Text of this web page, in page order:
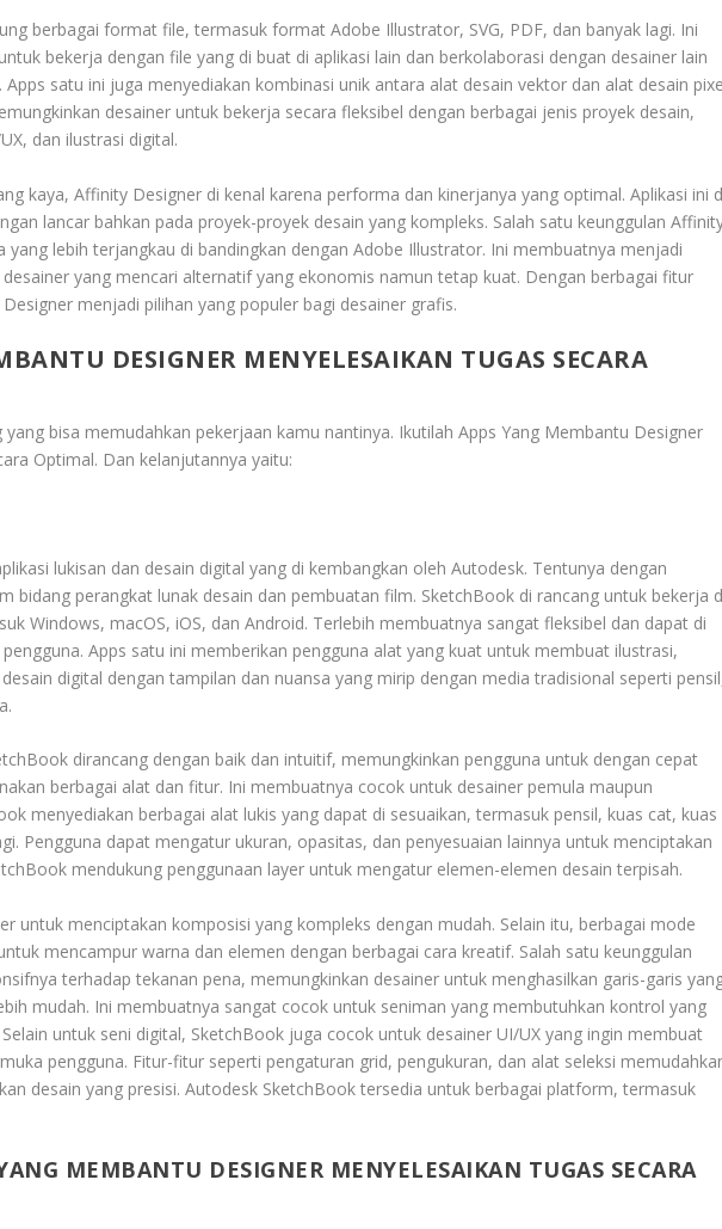
berbagai format file, termasuk format Adobe Illustrator, SVG, PDF, dan banyak lagi. Ini
bekerja dengan file yang di buat di aplikasi lain dan berkolaborasi dengan desainer lain
satu ini juga menyediakan kombinasi unik antara alat desain vektor dan alat desain
desainer untuk bekerja secara fleksibel dengan berbagai jenis proyek desain,
dan ilustrasi digital.
kaya, Affinity Designer di kenal karena performa dan kinerjanya yang optimal. Aplikasi ini
lancar bahkan pada proyek-proyek desain yang kompleks. Salah satu keunggulan
yang lebih terjangkau di bandingkan dengan Adobe Illustrator. Ini membuatnya menjadi
yang mencari alternatif yang ekonomis namun tetap kuat. Dengan berbagai fitur
menjadi pilihan yang populer bagi desainer grafis.
DESIGNER MENYELESAIKAN TUGAS SECARA
yang bisa memudahkan pekerjaan kamu nantinya. IkutilahApps Yang Membantu Designer
Optimal. Dan kelanjutannya yaitu:
lukisan dan desain digital yang di kembangkan oleh Autodesk. Tentunya dengan
bidang perangkat lunak desain dan pembuatan film. SketchBook di rancang untuk bekerja
Windows, macOS, iOS, dan Android. Terlebih membuatnya sangat fleksibel dan dapat di
Apps satu ini memberikan pengguna alat yang kuat untuk membuat ilustrasi,
digital dengan tampilan dan nuansa yang mirip dengan media tradisional seperti
dirancang dengan baik dan intuitif, memungkinkan pengguna untuk dengan cepat
berbagai alat dan fitur. Ini membuatnya cocok untuk desainer pemula maupun
menyediakan berbagai alat lukis yang dapat di sesuaikan, termasuk pensil, kuas cat, kuas
Pengguna dapat mengatur ukuran, opasitas, dan penyesuaian lainnya untuk menciptakan
mendukung penggunaan layer untuk mengatur elemen-elemen desain terpisah.
untuk menciptakan komposisi yang kompleks dengan mudah. Selain itu, berbagai mode
mencampur warna dan elemen dengan berbagai cara kreatif. Salah satu keunggulan
terhadap tekanan pena, memungkinkan desainer untuk menghasilkan garis-garis
mudah. Ini membuatnya sangat cocok untuk seniman yang membutuhkan kontrol yang
untuk seni digital, SketchBook juga cocok untuk desainer UI/UX yang ingin membuat
pengguna. Fitur-fitur seperti pengaturan grid, pengukuran, dan alat seleksi
desain yang presisi. Autodesk SketchBook tersedia untuk berbagai platform, termasuk
MEMBANTU DESIGNER MENYELESAIKAN TUGAS SECARA